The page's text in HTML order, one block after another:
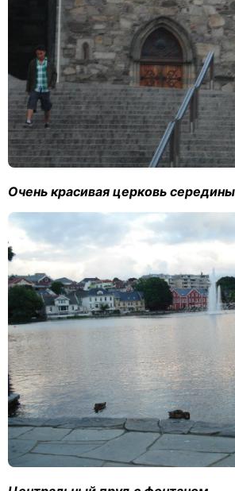
Очень красивая церковь середины